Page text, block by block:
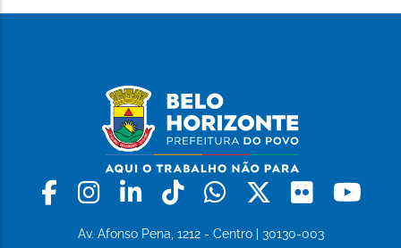
Facebook
Instagram
LinkedinTiktokWhatsapp
X Flickr
Av. Afonso Pena, 1212 - Centro | 30130-003